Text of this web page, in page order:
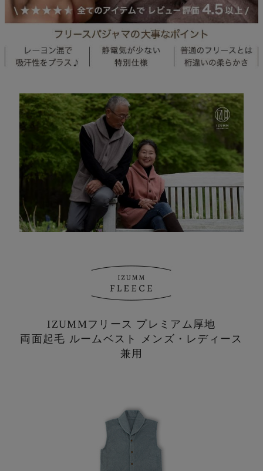
IZUMMフリース プレミアム厚地
両面起毛 ルームベスト メンズ・レディース
兼用